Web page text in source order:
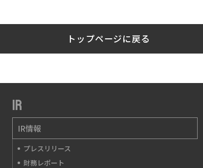
トップページに戻る
IR
IR情報
プレスリリース
財務レポート